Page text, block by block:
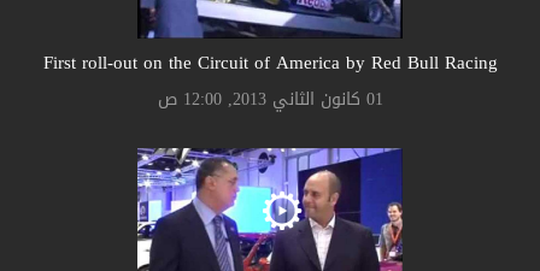
First roll-out on the Circuit of America by Red Bull Racing
01 كانون الثاني 2013, 12:00 ص